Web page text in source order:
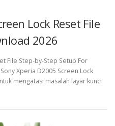
Lock Reset File
2026
File Step-by-Step Setup For
Xperia D2005 Screen Lock
mengatasi masalah layar kunci